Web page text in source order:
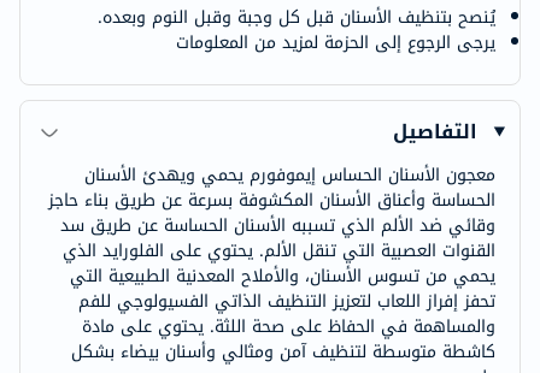
يُنصح بتنظيف الأسنان قبل كل وجبة وقبل النوم وبعده.
يرجى الرجوع إلى الحزمة لمزيد من المعلومات
التفاصيل
معجون الأسنان الحساس إيموفورم يحمي ويهدئ الأسنان
الحساسة وأعناق الأسنان المكشوفة بسرعة عن طريق بناء حاجز
وقائي ضد الألم الذي تسببه الأسنان الحساسة عن طريق سد
القنوات العصبية التي تنقل الألم. يحتوي على الفلورايد الذي
يحمي من تسوس الأسنان، والأملاح المعدنية الطبيعية التي
تحفز إفراز اللعاب لتعزيز التنظيف الذاتي الفسيولوجي للفم
والمساهمة في الحفاظ على صحة اللثة. يحتوي على مادة
كاشطة متوسطة لتنظيف آمن ومثالي وأسنان بيضاء بشكل